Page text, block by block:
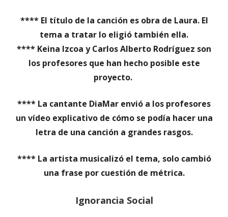
**** El título de la canción es obra de Laura. El
tema a tratar lo eligió también ella.
**** Keina Izcoa y Carlos Alberto Rodríguez son
los profesores que han hecho posible este
proyecto.
**** La cantante DiaMar envió a los profesores
un vídeo explicativo de cómo se podía hacer una
letra de una canción a grandes rasgos.
**** La artista musicalizó el tema, solo cambió
una frase por cuestión de métrica.
Ignorancia Social